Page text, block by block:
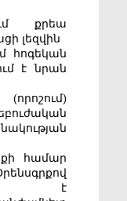
քրեա
լեզվին
հոգեկան
է նրան
համար
է